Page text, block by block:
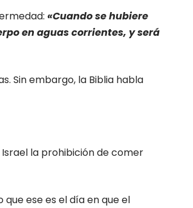
«Cuando se hubiere
en aguas corrientes, y será
Sin embargo, la Biblia habla
la prohibición de comer
que ese es el día en que el